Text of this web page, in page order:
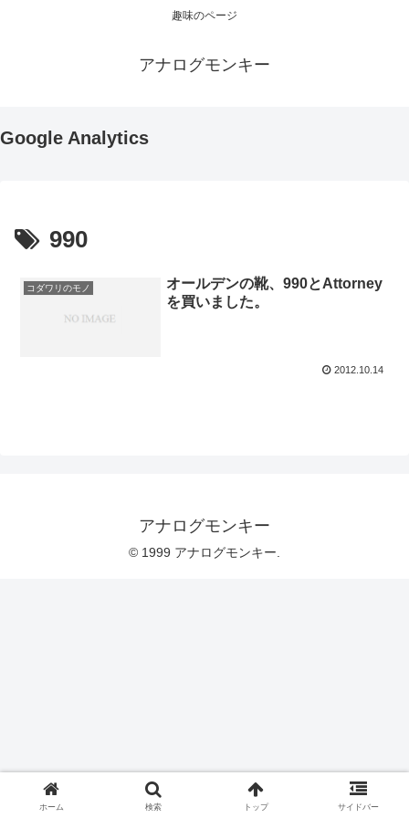
趣味のページ
アナログモンキー
Google Analytics
990
コダワリのモノ
オールデンの靴、990とAttorney
を買いました。
2012.10.14
アナログモンキー
© 1999 アナログモンキー.
ホーム 検索 トップ サイドバー